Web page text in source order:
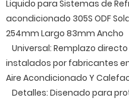
Liquido para Sistemas de
acondicionado 305S ODF
254mm Largo 83mm Ancho
Universal: Remplazo
instalados por fabricantes
Aire Acondicionado Y
Detalles: Disenado para